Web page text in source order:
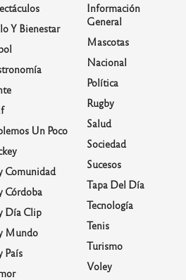
Y Bienestar
Un Poco
Comunidad
Córdoba
Día Clip
Mundo
País
Información
General
Mascotas
Nacional
Política
Rugby
Salud
Sociedad
Sucesos
Tapa Del Día
Tecnología
Tenis
Turismo
Voley